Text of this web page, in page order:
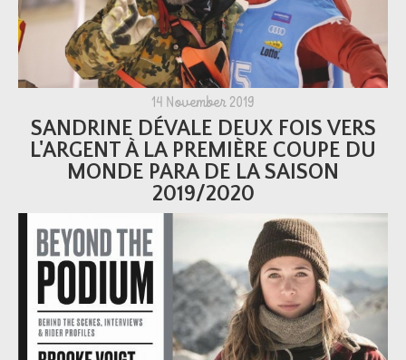
14 November 2019
SANDRINE DÉVALE DEUX FOIS VERS
L'ARGENT À LA PREMIÈRE COUPE DU
MONDE PARA DE LA SAISON
2019/2020